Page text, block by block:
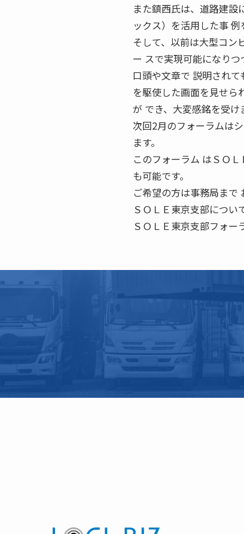
また鎮西氏は、道路建設
ックス）を活用した事 例
そして、以前は大型コン
ー スで実現可能になりつ
口頭や文章で 説明され
を駆使した画面を見せら
が でき、大変感銘を受け
次回2月のフォーラムは
ます。
このフォーラム はＳＯ
も可能です。
ご希望の方は事務局まで
ＳＯＬＥ東京支部につ
ＳＯＬＥ東京支部フォー